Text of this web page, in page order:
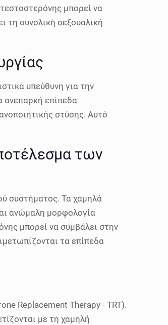
μπορεί να
τη συνολική σεξουαλική
υπεύθυνη για την
ανεπαρκή επίπεδα
στύσης. Αυτό
των
συστήματος. Τα χαμηλά
ανώμαλη μορφολογία
μπορεί να συμβάλει στην
τα επίπεδα
Replacement Therapy - TRT).
με τη χαμηλή